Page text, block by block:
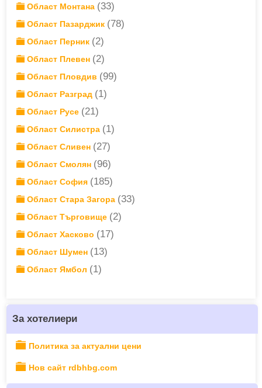
Област Монтана (33)
Област Пазарджик (78)
Област Перник (2)
Област Плевен (2)
Област Пловдив (99)
Област Разград (1)
Област Русе (21)
Област Силистра (1)
Област Сливен (27)
Област Смолян (96)
Област София (185)
Област Стара Загора (33)
Област Търговище (2)
Област Хасково (17)
Област Шумен (13)
Област Ямбол (1)
За хотелиери
Политика за актуални цени
Нов сайт rdbhbg.com